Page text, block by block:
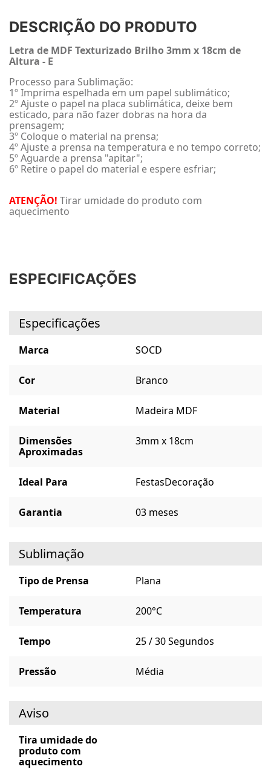
DESCRIÇÃO DO PRODUTO
Letra de MDF Texturizado Brilho 3mm x 18cm de
Altura - E
Processo para Sublimação:
1º Imprima espelhada em um papel sublimático;
2º Ajuste o papel na placa sublimática, deixe bem
esticado, para não fazer dobras na hora da
prensagem;
3º Coloque o material na prensa;
4º Ajuste a prensa na temperatura e no tempo correto;
5º Aguarde a prensa "apitar";
6º Retire o papel do material e espere esfriar;
ATENÇÃO! Tirar umidade do produto com
aquecimento
ESPECIFICAÇÕES
Especificações
Marca SOCD
Cor Branco
Material Madeira MDF
Dimensões
Aproximadas
3mm x 18cm
Ideal Para FestasDecoração
Garantia 03 meses
Sublimação
Tipo de Prensa Plana
Temperatura 200°C
Tempo 25 / 30 Segundos
Pressão Média
Aviso
Tira umidade do
produto com
aquecimento